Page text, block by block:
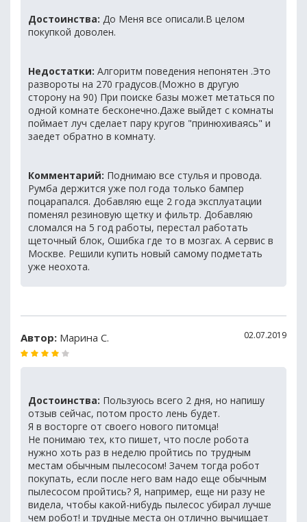
Достоинства: До Меня все описали.В целом
покупкой доволен.
Недостатки: Алгоритм поведения непонятен .Это
развороты на 270 градусов.(Можно в другую
сторону на 90) При поиске базы может метаться по
одной комнате бесконечно.Даже выйдет с комнаты
поймает луч сделает пару кругов "принюхиваясь" и
заедет обратно в комнату.
Комментарий: Поднимаю все стулья и провода.
Румба держится уже пол года только бампер
поцарапался. Добавляю еще 2 года эксплуатации
поменял резиновую щетку и фильтр. Добавляю
сломался на 5 год работы, перестал работать
щеточный блок, Ошибка где то в мозгах. А сервис в
Москве. Решили купить новый самому подметать
уже неохота.
Автор: Марина С. 02.07.2019
Достоинства: Пользуюсь всего 2 дня, но напишу
отзыв сейчас, потом просто лень будет.
Я в восторге от своего нового питомца!
Не понимаю тех, кто пишет, что после робота
нужно хоть раз в неделю пройтись по трудным
местам обычным пылесосом! Зачем тогда робот
покупать, если после него вам надо еще обычным
пылесосом пройтись? Я, например, еще ни разу не
видела, чтобы какой-нибудь пылесос убирал лучше
чем робот! и трудные места он отлично вычищает